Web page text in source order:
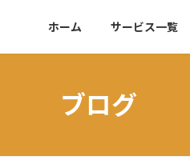
ホーム サービス一覧
ブログ